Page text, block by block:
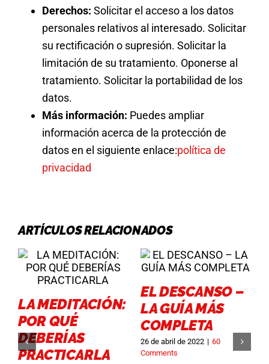
Derechos: Solicitar el acceso a los datos
personales relativos al interesado. Solicitar
su rectificación o supresión. Solicitar la
limitación de su tratamiento. Oponerse al
tratamiento. Solicitar la portabilidad de los
datos.
Más información: Puedes ampliar
información acerca de la protección de
datos en el siguiente enlace:política de
privacidad
ARTÍCULOS RELACIONADOS
LA MEDITACIÓN:
POR QUÉ
DEBERÍAS
PRACTICARLA
EL DESCANSO –
LA GUÍA MÁS
COMPLETA
26 de abril de 2022 | 60
Comments